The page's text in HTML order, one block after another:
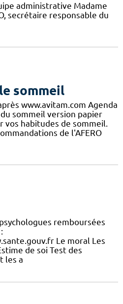
administrative Madame
secrétaire responsable du
sommeil
www.avitam.com Agenda
sommeil version papier
habitudes de sommeil.
de l'AFERO
remboursées
Le moral Les
de soi Test des
les a